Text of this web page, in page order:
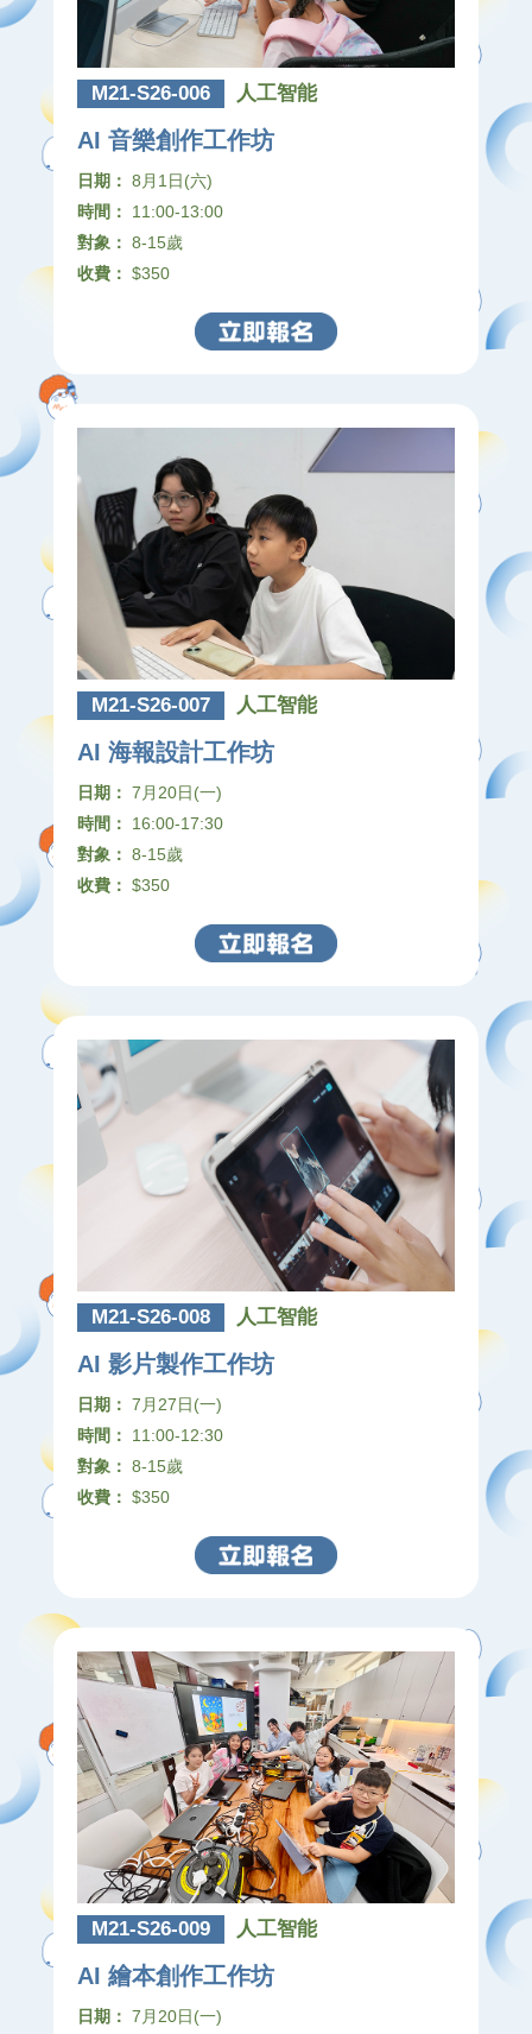
M21-S26-006 人工智能
AI 音樂創作工作坊
日期： 8月1日(六)
時間：
11:00-13:00
對象： 8-15歲
收費： $350
M21-S26-007 人工智能
AI 海報設計工作坊
日期： 7月20日(一)
時間：
16:00-17:30
對象： 8-15歲
收費： $350
M21-S26-008 人工智能
AI 影片製作工作坊
日期： 7月27日(一)
時間：
11:00-12:30
對象： 8-15歲
收費： $350
M21-S26-009 人工智能
AI 繪本創作工作坊
日期： 7月20日(一)